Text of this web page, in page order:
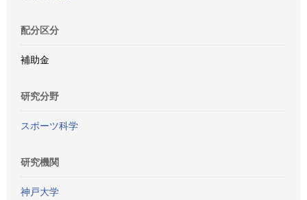
配分区分
補助金
研究分野
スポーツ科学
研究機関
神戸大学